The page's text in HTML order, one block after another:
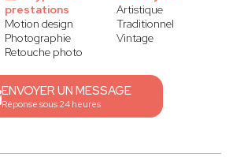
prestations
Motion design
Photographie
Retouche photo
Artistique
Traditionnel
Vintage
ENVOYER UN MESSAGE
Réponse sous 24 heures